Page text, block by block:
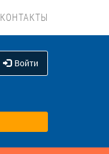
КОНТАКТЫ
Войти